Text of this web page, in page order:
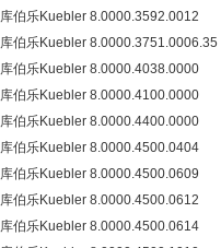
库伯乐Kuebler 8.0000.3592.0012
库伯乐Kuebler 8.0000.3751.0006.35
库伯乐Kuebler 8.0000.4038.0000
库伯乐Kuebler 8.0000.4100.0000
库伯乐Kuebler 8.0000.4400.0000
库伯乐Kuebler 8.0000.4500.0404
库伯乐Kuebler 8.0000.4500.0609
库伯乐Kuebler 8.0000.4500.0612
库伯乐Kuebler 8.0000.4500.0614